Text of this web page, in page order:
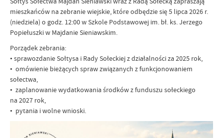
mieszkańców na zebranie wiejskie, które odbędzie się 5 lipca 2026 r.
(niedziela) o godz. 12:00 w Szkole Podstawowej im. bł. ks. Jerzego
Popiełuszki w Majdanie Sieniawskim.
Porządek zebrania:
• sprawozdanie Sołtysa i Rady Sołeckiej z działalności za 2025 rok,
• omówienie bieżących spraw związanych z funkcjonowaniem
sołectwa,
• zaplanowanie wydatkowania środków z funduszu sołeckiego
na 2027 rok,
• pytania i wolne wnioski.